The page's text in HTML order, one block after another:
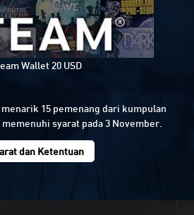
Wallet 20 USD
menarik 15 pemenang dari kumpulan
syarat pada 3 November.
dan Ketentuan